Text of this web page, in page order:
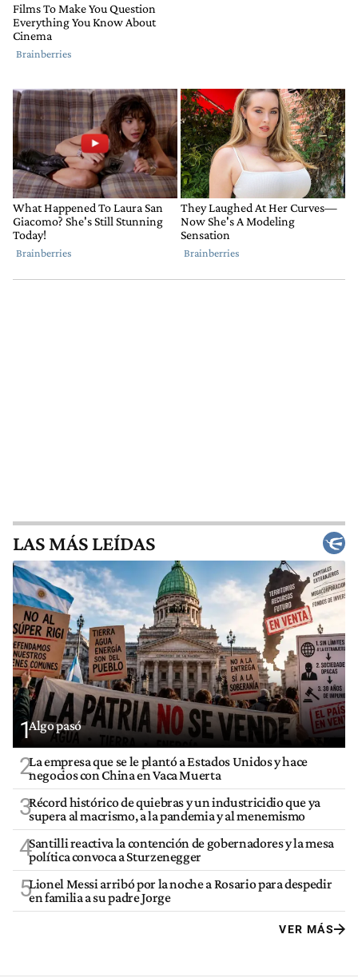
LAS MÁS LEÍDAS
1Algo pasó
2La empresa que se le plantó a Estados Unidos y hace
negocios con China en Vaca Muerta
3Récord histórico de quiebras y un industricidio que ya
supera al macrismo, a la pandemia y al menemismo
4Santilli reactiva la contención de gobernadores y la mesa
política convoca a Sturzenegger
5Lionel Messi arribó por la noche a Rosario para despedir
en familia a su padre Jorge
VER MÁS